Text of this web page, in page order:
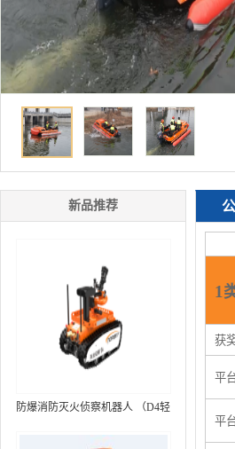
新品推荐
防爆消防灭火侦察机器人 （D4轻
1
获
平
平